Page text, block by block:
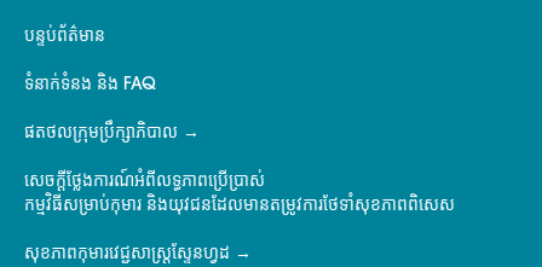
បន្ទប់ព័ត៌មាន
ទំនាក់ទំនង និង FAQ
ផតថលក្រុមប្រឹក្សាភិបាល
សេចក្តីថ្លែងការណ៍អំពីលទ្ធភាពប្រើប្រាស់
កម្មវិធីសម្រាប់កុមារ និងយុវជនដែលមានតម្រូវការថែទាំសុខភាពពិសេស
សុខភាពកុមារវេជ្ជសាស្ត្រស្ទែនហ្វដ